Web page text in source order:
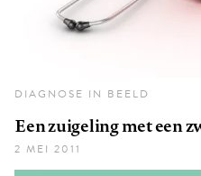
DIAGNOSE IN BEELD
Een zuigeling met een
2 MEI 2011